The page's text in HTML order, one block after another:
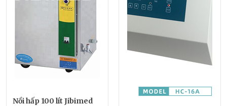
Nồi hấp 100 lít Jibimed